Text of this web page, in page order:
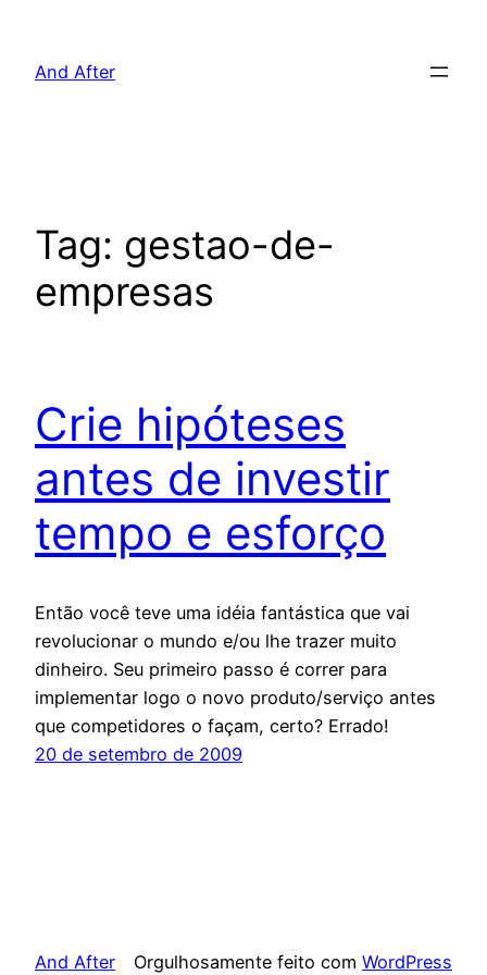
And After
Tag: gestao-de-
empresas
Crie hipóteses
antes de investir
tempo e esforço
Então você teve uma idéia fantástica que vai
revolucionar o mundo e/ou lhe trazer muito
dinheiro. Seu primeiro passo é correr para
implementar logo o novo produto/serviço antes
que competidores o façam, certo? Errado!
20 de setembro de 2009
And After Orgulhosamente feito com WordPress